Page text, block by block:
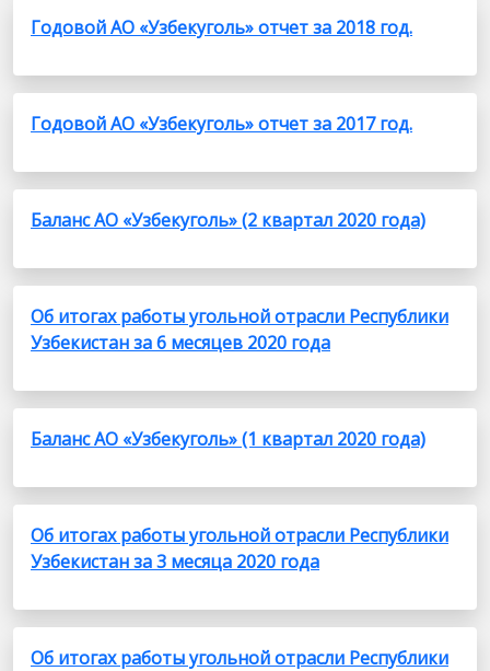
Годовой АО «Узбекуголь» отчет за 2018 год.
Годовой АО «Узбекуголь» отчет за 2017 год.
Баланс АО «Узбекуголь» (2 квартал 2020 года)
Об итогах работы угольной отрасли Республики
Узбекистан за 6 месяцев 2020 года
Баланс АО «Узбекуголь» (1 квартал 2020 года)
Об итогах работы угольной отрасли Республики
Узбекистан за 3 месяца 2020 года
Об итогах работы угольной отрасли Республики